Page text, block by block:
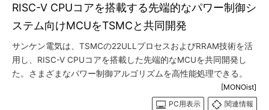
RISC-V CPUコアを搭載する先端的なパワー制御シ
ステム向けMCUをTSMCと共同開発
サンケン電気は、TSMCの22ULLプロセスおよびRRAM技術を活
用し、RISC-V CPUコアを搭載した先端的なMCUを共同開発し
た。さまざまなパワー制御アルゴリズムを高性能処理できる。
[MONOist]
PC用表示
関連情報